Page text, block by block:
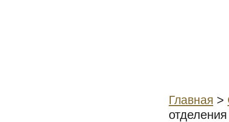
Главная >
отделения